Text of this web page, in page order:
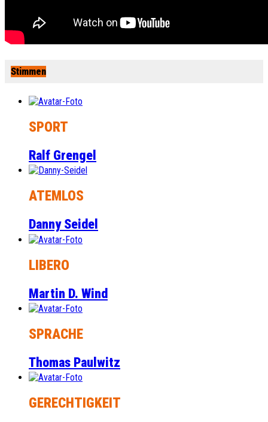
Stimmen
SPORT
Ralf Grengel
ATEMLOS
Danny Seidel
LIBERO
Martin D. Wind
SPRACHE
Thomas Paulwitz
GERECHTIGKEIT